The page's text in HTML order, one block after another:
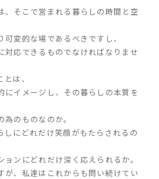
、そこで営まれる暮らしの時間と空
変的な場であるべきですし、
対応できるものでなければなりませ
は、
にイメージし、その暮らしの本質を
のものなのか。
しにどれだけ笑顔がもたらされるの
ンにどれだけ深く応えられるか。
が、私達はこれからも問い続けてい